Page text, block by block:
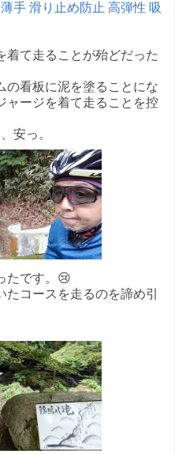
手 滑り止め防止 高弾性 吸
着て走ることが殆どだった
の看板に泥を塗ることにな
ャージを着て走ることを控
安っ。
たです。😢
コースを走るのを諦め引